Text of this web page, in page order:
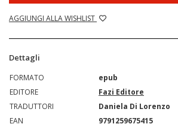
AGGIUNGI ALLA WISHLIST
Dettagli
FORMATO
epub
EDITORE
Fazi Editore
TRADUTTORI
Daniela Di Lorenzo
EAN
9791259675415